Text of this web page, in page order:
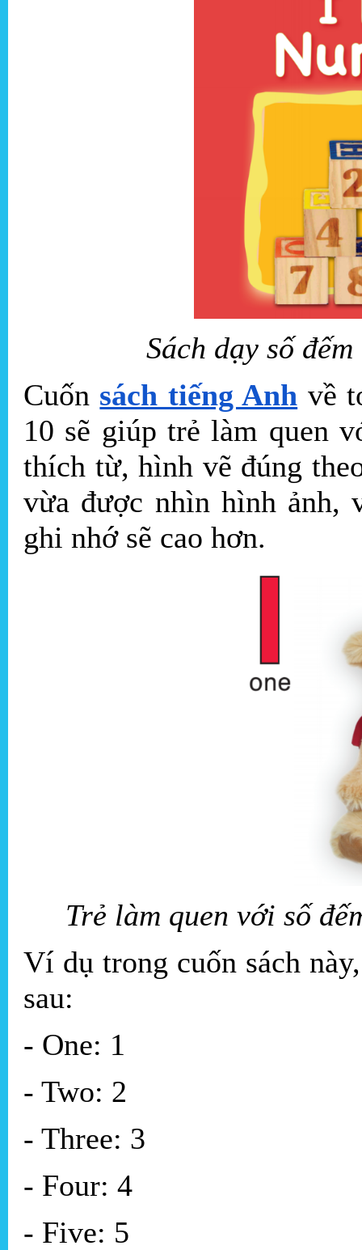
Sách dạy số
Cuốn sách tiếng Anh về
10 sẽ giúp trẻ làm quen
thích từ, hình vẽ đúng
vừa được nhìn hình ảnh,
ghi nhớ sẽ cao hơn.
Trẻ làm quen với số
Ví dụ trong cuốn sách
sau:
- One: 1
- Two: 2
- Three: 3
- Four: 4
- Five: 5